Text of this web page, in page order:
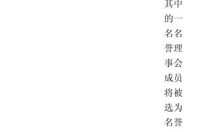
其中
的一
名名
誉理
事会
成员
将被
选为
名誉